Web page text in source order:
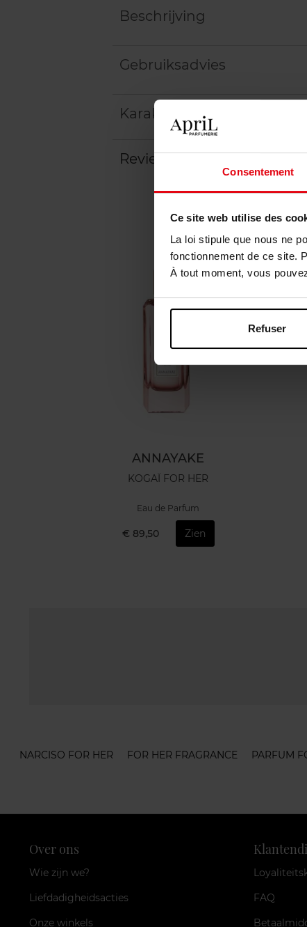
Consentement
Ce site web utilise des
La loi stipule que nous ne
fonctionnement de ce site.
À tout moment, vous
Refuser
Beschrijving
Gebruiksadvies
Karakteristieken
Review
ANNAYAKE
KOGAÏ FOR HER
Eau de Parfum
€ 89,50 Zien
NARCISO FOR HER FOR HER FRAGRANCE PARFUM
Over ons
Wie zijn we?
Liefdadigheidsacties
Onze winkels
FAQ